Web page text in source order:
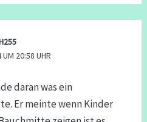
20:58 UHR
daran was ein
Er meinte wenn Kinder